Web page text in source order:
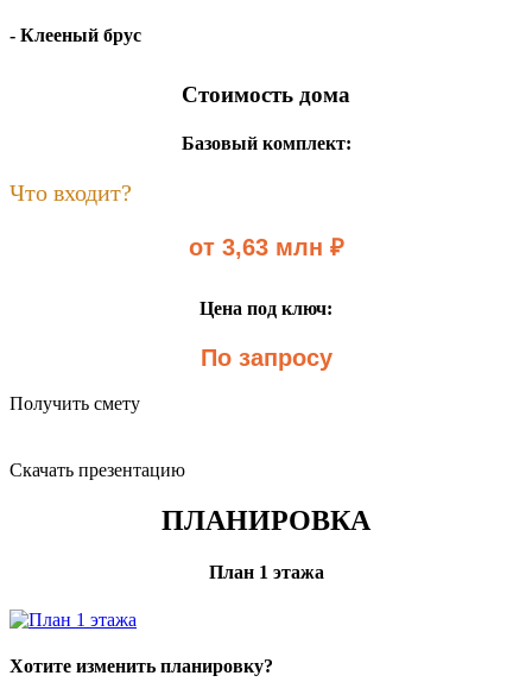
- Клееный брус
Стоимость дома
Базовый комплект:
Что входит?
от 3,63 млн ₽
Цена под ключ:
По запросу
Получить смету
Скачать презентацию
ПЛАНИРОВКА
План 1 этажа
Хотите изменить планировку?